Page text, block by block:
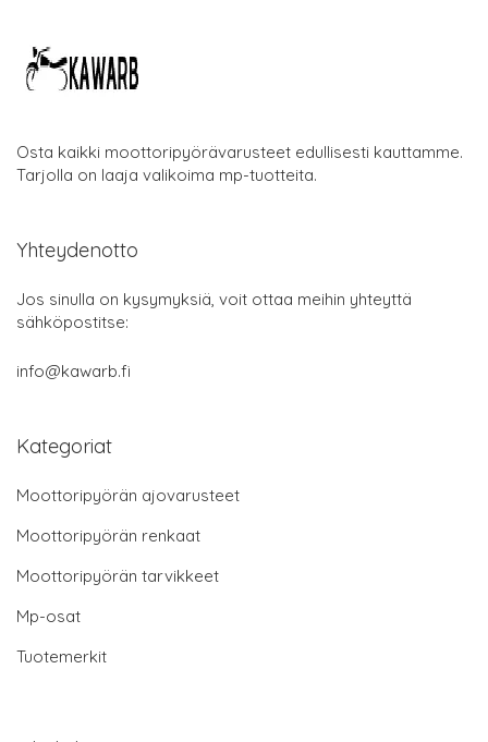
Osta kaikki moottoripyörävarusteet edullisesti kauttamme.
Tarjolla on laaja valikoima mp-tuotteita.
Yhteydenotto
Jos sinulla on kysymyksiä, voit ottaa meihin yhteyttä
sähköpostitse:
info@kawarb.fi
Kategoriat
Moottoripyörän ajovarusteet
Moottoripyörän renkaat
Moottoripyörän tarvikkeet
Mp-osat
Tuotemerkit